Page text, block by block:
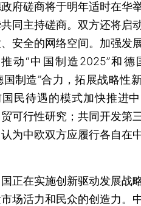
府磋商将于明年适时在华
同主持磋商。双方还将启
安全的网络空间。加强发
动“中国制造2025”和德
国制造”合力，拓展战略性
民待遇的模式加快推进
可行性研究；共同开发第
为中欧双方应履行各自在
在实施创新驱动发展战
场活力和民众的创造力。